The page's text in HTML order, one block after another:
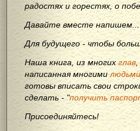
радостях и горестях, о
Давайте вместе напишем...
Для будущего - чтобы
Наша книга, из многихглав
написанная многимилюдьми
готовы вписать свои
сделать - "получить
Присоединяйтесь!